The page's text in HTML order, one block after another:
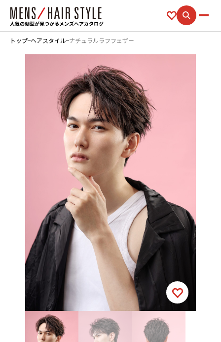
人気の髪型が見つかるメンズヘアカタログ
トップ ヘアスタイル ナチュラルラフフェザー